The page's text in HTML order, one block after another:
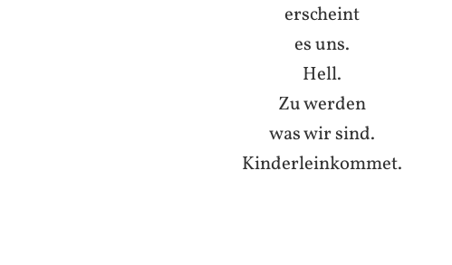
erscheint
es uns.
Hell.
Zu werden
was wir sind.
Kinderleinkommet.